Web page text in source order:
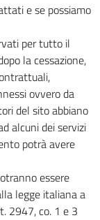
e se possiamo
per tutto il
la cessazione,
ovvero da
del sito abbiano
alcuni dei servizi
potrà avere
essere
legge italiana a
2947, co. 1 e 3